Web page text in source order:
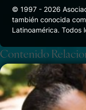
© 1997 - 2026
también conocida
Latinoamérica. Todos
Contenido